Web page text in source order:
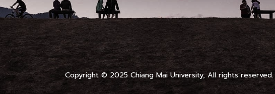
Copyright © 2025 Chiang Mai University, All rights reserved.